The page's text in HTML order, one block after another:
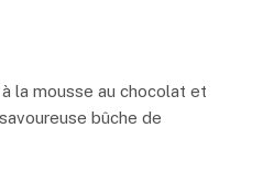
la mousse au chocolat et
bûche de